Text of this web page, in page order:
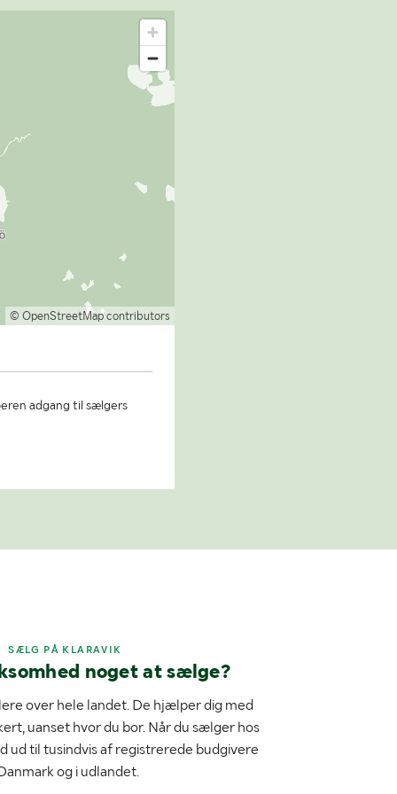
© OpenStreetMap contributors
adgang til sælgers
SÆLG PÅ KLARAVIK
noget at sælge?
over hele landet. De hjælper dig med
uanset hvor du bor. Når du sælger hos
ud til tusindvis af registrerede budgivere
og i udlandet.